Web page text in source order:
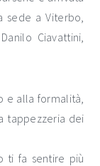
sede a Viterbo,
Ciavattini,
e alla formalità,
tappezzeria dei
ti fa sentire più